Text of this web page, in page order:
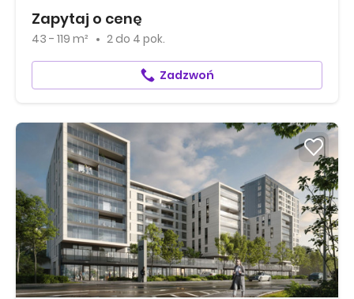
Zapytaj o cenę
43 - 119 m² 2 do 4 pok.
Zadzwoń